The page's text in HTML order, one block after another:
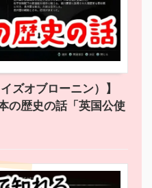
ズオブローニン）】
の歴史の話「英国公使